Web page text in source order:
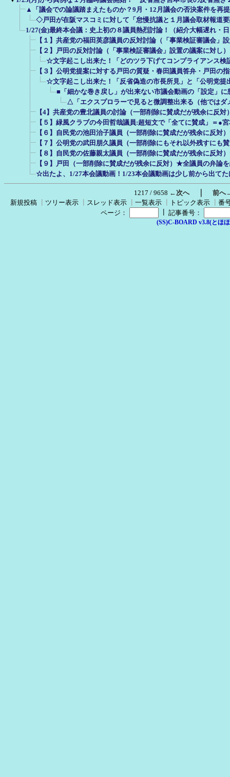
▲「議会での論議踏まえたものか？9月・12月議会の否決案件を再
◇戸田が在阪マスコミに対して「怠慢抗議と１月議会取材報道
1/27(金)最終本会議：史上初の８議員熱烈討論！（紹介大幅遅れ・
【１】共産党の福田英彦議員の反対討論（「事業検証審議会」
【２】戸田の反対討論（「事業検証審議会」設置の議案に対し
☆文字起こし出来た！「どのツラ下げてコンプライアンス検
【３】公明党提案に対する戸田の質疑・春田議員答弁・戸田の
☆文字起こし出来た！「反省偽造の市長所見」と「公明党提
■「細かな巻き戻し」が出来ない市議会動画の「設定」
△「エクスプロラーで見ると微調整出来る（他ではダ
【4】共産党の豊北議員の討論（一部削除に賛成だが残余に反
【５】緑風クラブの今田哲哉議員:超短文で「全てに賛成」＝●
【６】自民党の池田治子議員（一部削除に賛成だが残余に反対
【７】公明党の武田朋久議員（一部削除にもそれ以外残すにも
【８】自民党の佐藤親太議員（一部削除に賛成だが残余に反対
【９】戸田（一部削除に賛成だが残余に反対）★全議員の弁論
☆出たよ、1/27本会議動画！1/23本会議動画は少し前から出て
1217 / 9658 ←次へ｜ 前へ
新規投稿
ツリー表示 スレッド表示 一覧表示 トピック表示
番
ページ：
記事番号：
(SS)C-BOARD v3.8(とほ